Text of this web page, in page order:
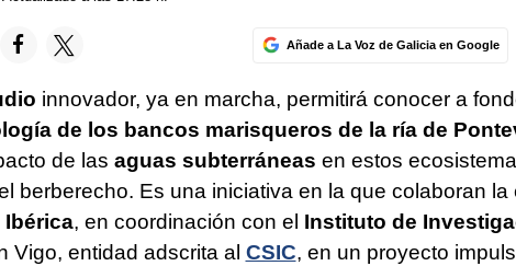
Añade a La Voz de Galicia en Google
innovador, ya en marcha, permitirá conocer a
de los bancos marisqueros de la ría de
de las aguas subterráneas en estos
berberecho. Es una iniciativa en la que colaboran la
Ibérica, en coordinación con el Instituto de
Vigo, entidad adscrita al CSIC, en un proyecto